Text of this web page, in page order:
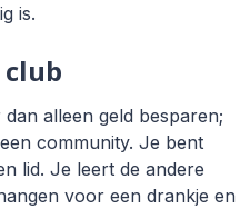
is.
alleen geld besparen;
community. Je bent
lid. Je leert de andere
voor een drankje en